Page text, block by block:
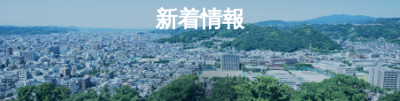
新着情報